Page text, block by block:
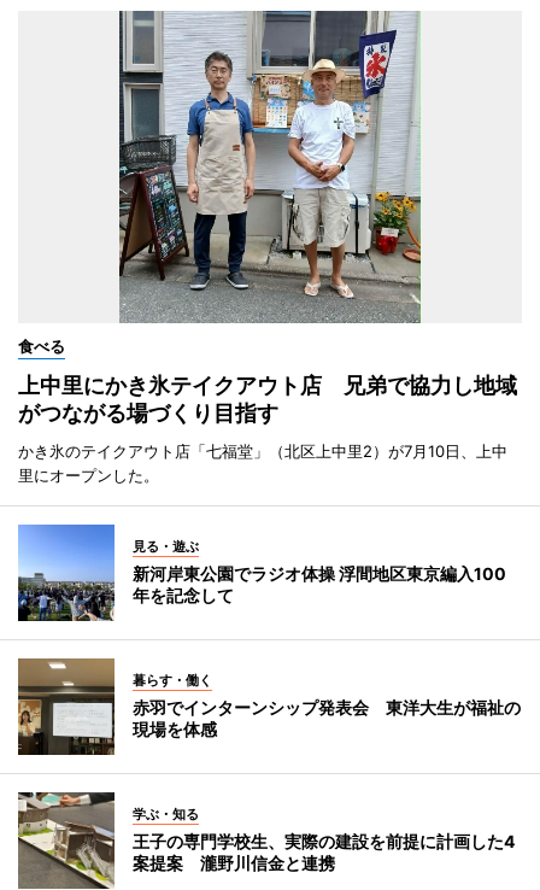
食べる
上中里にかき氷テイクアウト店 兄弟で協力し地域
がつながる場づくり目指す
かき氷のテイクアウト店「七福堂」（北区上中里2）が7月10日、上中
里にオープンした。
見る・遊ぶ
新河岸東公園でラジオ体操 浮間地区東京編入100
年を記念して
暮らす・働く
赤羽でインターンシップ発表会 東洋大生が福祉の
現場を体感
学ぶ・知る
王子の専門学校生、実際の建設を前提に計画した4
案提案 瀧野川信金と連携